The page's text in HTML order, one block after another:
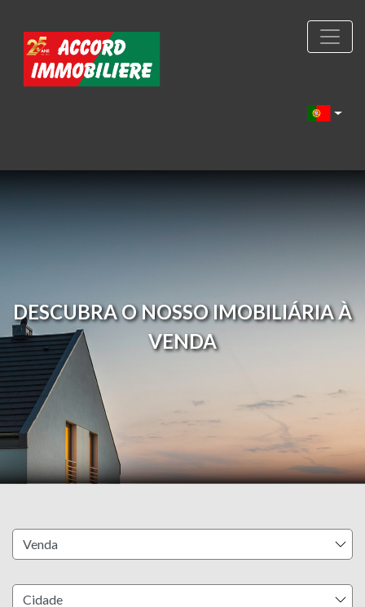
DESCUBRA O NOSSO IMOBILIÁRIA À
VENDA